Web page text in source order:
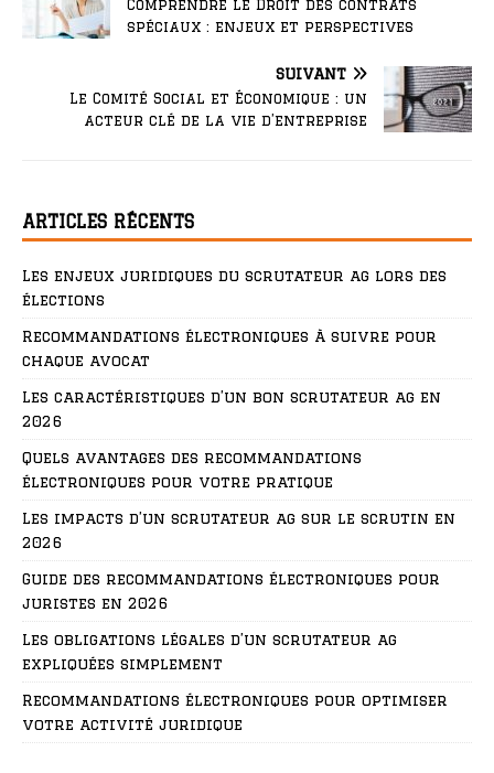
Comprendre le Droit des contrats
spéciaux : enjeux et perspectives
SUIVANT
Le Comité Social et Économique : un
acteur clé de la vie d’entreprise
ARTICLES RÉCENTS
Les enjeux juridiques du scrutateur ag lors des
élections
Recommandations électroniques à suivre pour
chaque avocat
Les caractéristiques d’un bon scrutateur ag en
2026
Quels avantages des recommandations
électroniques pour votre pratique
Les impacts d’un scrutateur ag sur le scrutin en
2026
Guide des recommandations électroniques pour
juristes en 2026
Les obligations légales d’un scrutateur ag
expliquées simplement
Recommandations électroniques pour optimiser
votre activité juridique